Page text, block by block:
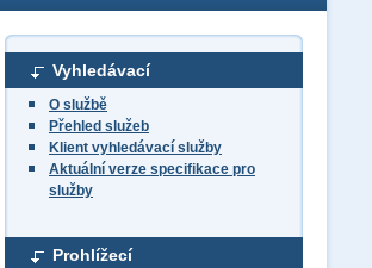
Vyhledávací
O službě
Přehled služeb
Klient vyhledávací služby
Aktuální verze specifikace pro
služby
Prohlížecí